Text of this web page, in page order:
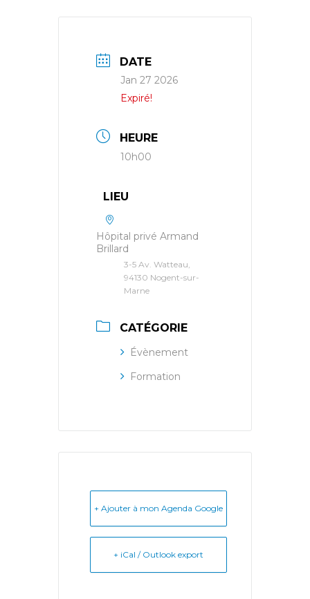
DATE
Jan 27 2026
Expiré!
HEURE
10h00
LIEU
Hôpital privé Armand
Brillard
3-5 Av. Watteau,
94130 Nogent-sur-
Marne
CATÉGORIE
Évènement
Formation
+ Ajouter à mon Agenda Google
+ iCal / Outlook export